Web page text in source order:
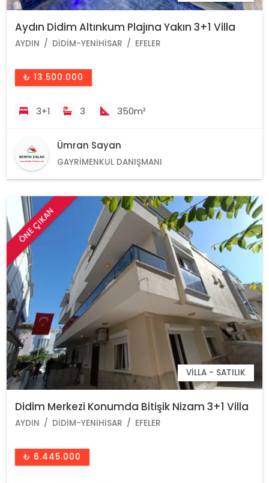
Aydın Didim Altınkum Plajına Yakın 3+1 Villa
AYDIN DIDIM-YENIHISAR EFELER
₺ 13.500.000
3+1 3 350m²
Ümran Sayan
GAYRIMENKUL DANIŞMANI
ÖNE ÇIKAN
VILLA - SATILIK
Didim Merkezi Konumda Bitişik Nizam 3+1 Villa
AYDIN DIDIM-YENIHISAR EFELER
₺ 6.445.000